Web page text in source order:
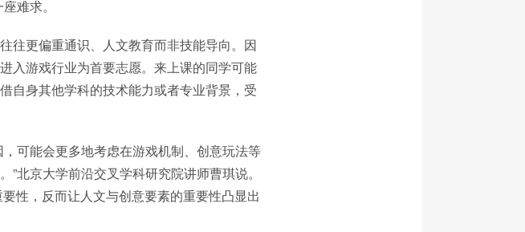
难求。
往更偏重通识、人文教育而非技能导向。因
入游戏行业为首要志愿。来上课的同学可能
自身其他学科的技术能力或者专业背景，受
可能会更多地考虑在游戏机制、创意玩法等
京大学前沿交叉学科研究院讲师曹琪说。
性，反而让人文与创意要素的重要性凸显出